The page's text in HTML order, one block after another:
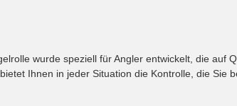
wurde speziell für Angler entwickelt, die auf
Ihnen in jeder Situation die Kontrolle, die Sie